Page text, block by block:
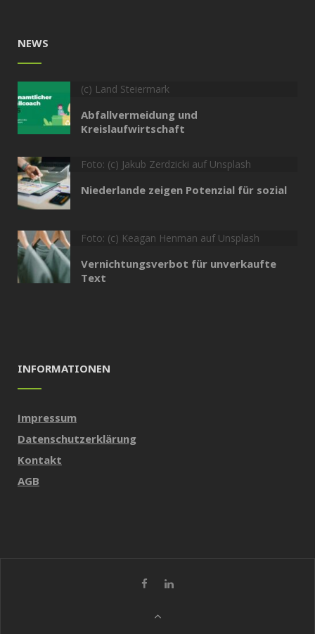
NEWS
(c) Land Steiermark
Abfallvermeidung und
Kreislaufwirtschaft
Foto: (c) Jakub Zerdzicki auf Unsplash
Niederlande zeigen Potenzial für sozial
Foto: (c) Keagan Henman auf Unsplash
Vernichtungsverbot für unverkaufte
Text
INFORMATIONEN
Impressum
Datenschutzerklärung
Kontakt
AGB